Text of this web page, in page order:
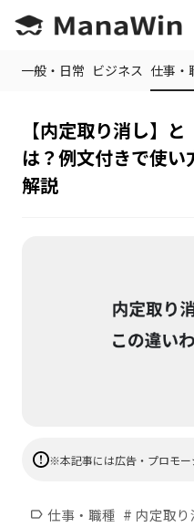
一般・日常 ビジネス 仕事・
【内定取り消し】
は？例文付きで使い
解説
※本記事には広告・プロモー
label 仕事・職種 # 内定取り